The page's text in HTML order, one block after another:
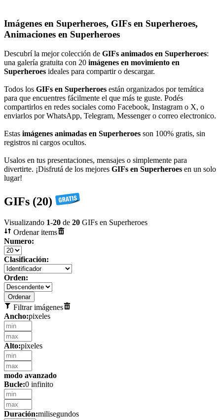
Imágenes en Superheroes, GIFs en Superheroes,
Animaciones en Superheroes
Descubrí la mejor colección de GIFs animados en Superheroes:
una galería gratuita con 20 imágenes en movimiento en
Superheroes ideales para compartir o descargar.
Todos los GIFs en Superheroes están organizados por temática
para que encuentres fácilmente el que más te guste. Podés
compartirlos en redes sociales como Facebook, Instagram o X, o
enviarlos por WhatsApp, Telegram, Messenger o correo electronico.
Estas imágenes animadas en Superheroes son 100% gratis, sin
registros ni cargos ocultos.
Usalos en tus presentaciones, mensajes o simplemente para
divertirte. ¡Disfrutá de los mejores GIFs en Superheroes en un solo
lugar!
GIFs (20)
Visualizando 1-20 de 20 GIFs en Superheroes
Ordenar items
Numero:
Clasificación:
Orden:
Filtrar imágenes
Ancho:pixeles
Alto:pixeles
modo avanzado
Bucle:0 infinito
Duración:milisegundos